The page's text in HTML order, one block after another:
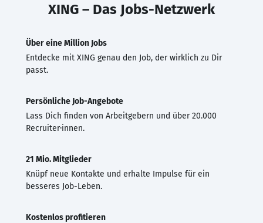
XING – Das Jobs-Netzwerk
Über eine Million Jobs
Entdecke mit XING genau den Job, der wirklich zu Dir
passt.
Persönliche Job-Angebote
Lass Dich finden von Arbeitgebern und über 20.000
Recruiter·innen.
21 Mio. Mitglieder
Knüpf neue Kontakte und erhalte Impulse für ein
besseres Job-Leben.
Kostenlos profitieren